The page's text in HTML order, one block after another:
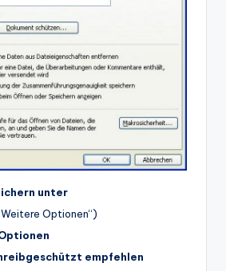
unter
Optionen“)
empfehlen